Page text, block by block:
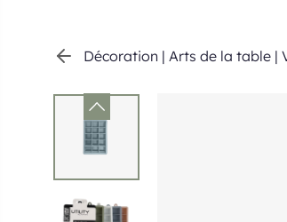
Décoration | Arts de la table |